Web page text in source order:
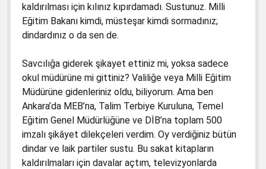
kaldırılması için kılınız kıpırdamadı. Sustunuz. Milli
Eğitim Bakanı kimdi, müsteşar kimdi sormadınız;
dindardınız o da sen de.
Savcılığa giderek şikayet ettiniz mi, yoksa sadece
okul müdürüne mi gittiniz? Valiliğe veya Milli Eğitim
Müdürüne gidenleriniz oldu, biliyorum. Ama ben
Ankara’da MEB’na, Talim Terbiye Kuruluna, Temel
Eğitim Genel Müdürlüğüne ve DİB’na toplam 500
imzalı şikâyet dilekçeleri verdim. Oy verdiğiniz bütün
dindar ve laik partiler sustu. Bu sakat kitapların
kaldırılmaları için davalar açtım, televizyonlarda